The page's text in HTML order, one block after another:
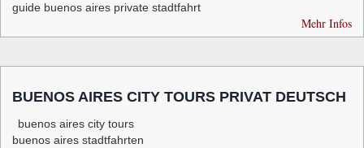
guide buenos aires private stadtfahrt
Mehr Infos
BUENOS AIRES CITY TOURS PRIVAT DEUTSCH
buenos aires city tours
buenos aires stadtfahrten